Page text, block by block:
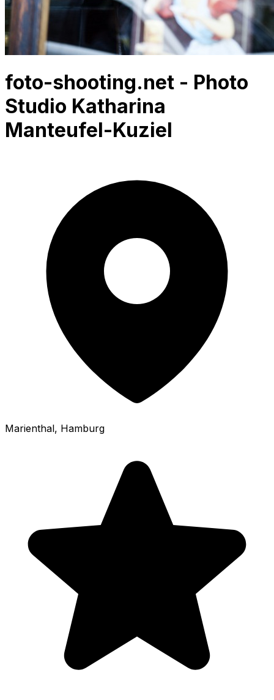
foto-shooting.net - Photo
Studio Katharina
Manteufel-Kuziel
Marienthal, Hamburg